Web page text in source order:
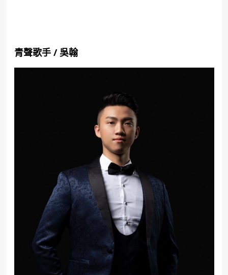
青聲歌手/ 吳翰